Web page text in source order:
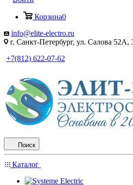
Корзина0
info@elite-electro.ru
г. Санкт-Петербург, ул. Салова 52А,
+7(812) 622-07-62
Поиск
Каталог